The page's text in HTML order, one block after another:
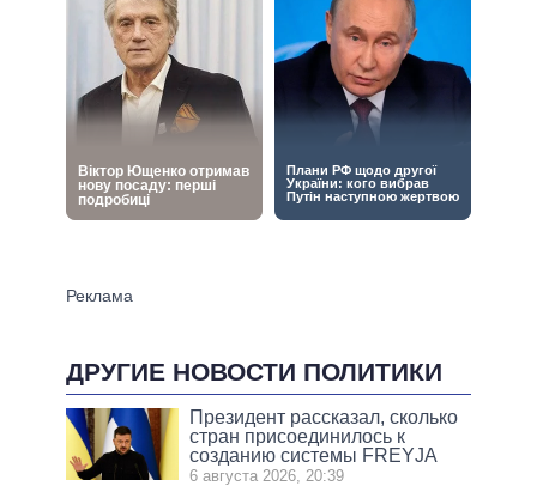
ДРУГИЕ НОВОСТИ ПОЛИТИКИ
Президент рассказал, сколько
стран присоединилось к
созданию системы FREYJA
6 августа 2026, 20:39